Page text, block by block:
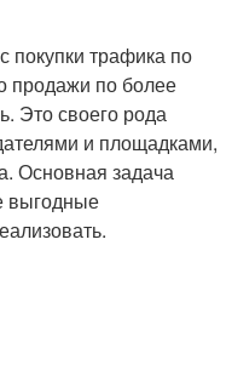
покупки трафика по
продажи по более
Это своего рода
и площадками,
Основная задача
выгодные